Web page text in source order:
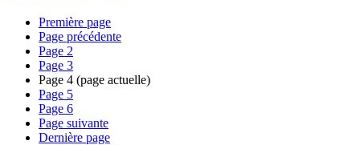
Première page
Page précédente
Page 2
Page 3
Page 4 (page actuelle)
Page 5
Page 6
Page suivante
Dernière page